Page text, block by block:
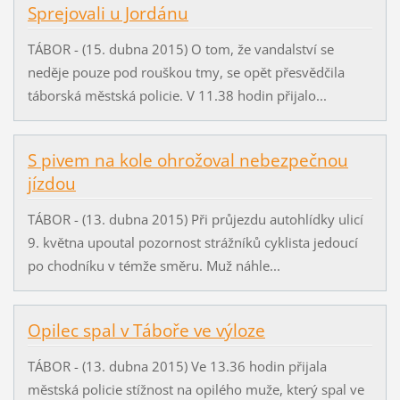
Sprejovali u Jordánu
TÁBOR - (15. dubna 2015) O tom, že vandalství se
neděje pouze pod rouškou tmy, se opět přesvědčila
táborská městská policie. V 11.38 hodin přijalo...
S pivem na kole ohrožoval nebezpečnou
jízdou
TÁBOR - (13. dubna 2015) Při průjezdu autohlídky ulicí
9. května upoutal pozornost strážníků cyklista jedoucí
po chodníku v témže směru. Muž náhle...
Opilec spal v Táboře ve výloze
TÁBOR - (13. dubna 2015) Ve 13.36 hodin přijala
městská policie stížnost na opilého muže, který spal ve